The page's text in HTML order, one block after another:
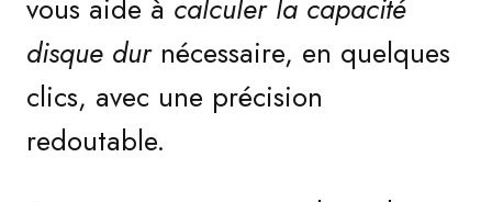
vous aide à calculer la capacité
disque durnécessaire, en quelques
clics, avec une précision
redoutable.